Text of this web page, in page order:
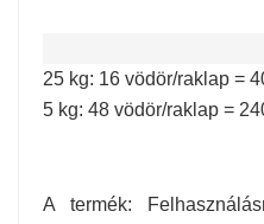
25 kg: 16 vödör/raklap =
5 kg: 48 vödör/raklap =
A termék: